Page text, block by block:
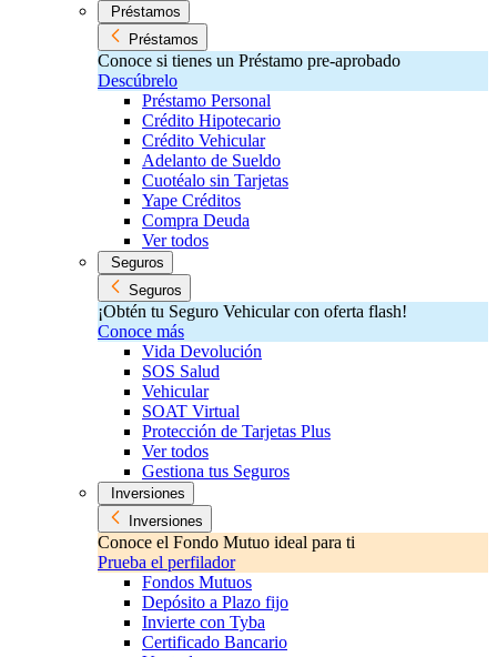
Préstamos
Préstamos
Conoce si tienes un Préstamo pre-aprobado
Descúbrelo
Préstamo Personal
Crédito Hipotecario
Crédito Vehicular
Adelanto de Sueldo
Cuotéalo sin Tarjetas
Yape Créditos
Compra Deuda
Ver todos
Seguros
Seguros
¡Obtén tu Seguro Vehicular con oferta flash!
Conoce más
Vida Devolución
SOS Salud
Vehicular
SOAT Virtual
Protección de Tarjetas Plus
Ver todos
Gestiona tus Seguros
Inversiones
Inversiones
Conoce el Fondo Mutuo ideal para ti
Prueba el perfilador
Fondos Mutuos
Depósito a Plazo fijo
Invierte con Tyba
Certificado Bancario